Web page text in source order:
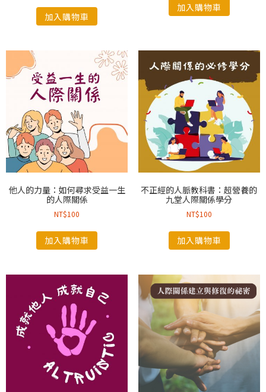
加入購物車
加入購物車
他人的力量：如何尋求受益一生
的人際關係
NT$100
加入購物車
不正經的人脈教科書：超營養的
九堂人際關係學分
NT$100
加入購物車